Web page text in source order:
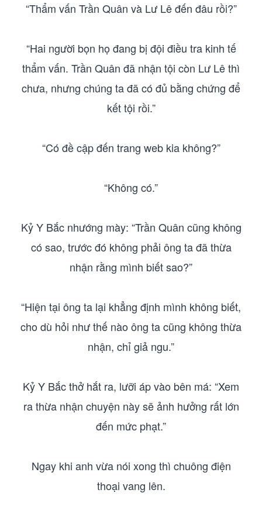
“Thẩm vấn Trần Quân và Lư Lê đến đâu rồi?”
“Hai người bọn họ đang bị đội điều tra kinh tế
thẩm vấn. Trần Quân đã nhận tội còn Lư Lê thì
chưa, nhưng chúng ta đã có đủ bằng chứng để
kết tội rồi.”
“Có đề cập đến trang web kia không?”
“Không có.”
Kỷ Y Bắc nhướng mày: “Trần Quân cũng không
có sao, trước đó không phải ông ta đã thừa
nhận rằng mình biết sao?”
“Hiện tại ông ta lại khẳng định mình không biết,
cho dù hỏi như thế nào ông ta cũng không thừa
nhận, chỉ giả ngu.”
Kỷ Y Bắc thở hắt ra, lưỡi áp vào bên má: “Xem
ra thừa nhận chuyện này sẽ ảnh hưởng rất lớn
đến mức phạt.”
Ngay khi anh vừa nói xong thì chuông điện
thoại vang lên.